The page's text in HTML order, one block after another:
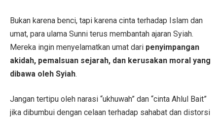
Bukan karena benci, tapi karena cinta terhadap Islam dan
umat, para ulama Sunni terus membantah ajaran Syiah.
Mereka ingin menyelamatkan umat dari penyimpangan
akidah, pemalsuan sejarah, dan kerusakan moral yang
dibawa oleh Syiah.
Jangan tertipu oleh narasi “ukhuwah” dan “cinta Ahlul Bait”
jika dibumbui dengan celaan terhadap sahabat dan distorsi